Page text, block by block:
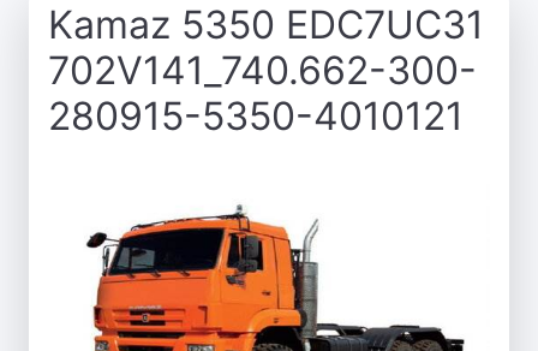
Kamaz 5350 EDC7UC31
702V141_740.662-300-
280915-5350-4010121